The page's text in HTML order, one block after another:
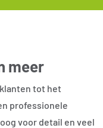
meer
tot het
professionele
voor detail en veel